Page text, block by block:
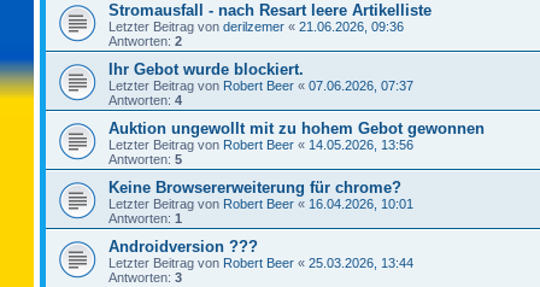
Stromausfall - nach Resart leere Artikelliste
Letzter Beitrag von derilzemer « 21.06.2026, 09:36
Antworten: 2
Ihr Gebot wurde blockiert.
Letzter Beitrag von Robert Beer « 07.06.2026, 07:37
Antworten: 4
Auktion ungewollt mit zu hohem Gebot gewonnen
Letzter Beitrag von Robert Beer « 14.05.2026, 13:56
Antworten: 5
Keine Browsererweiterung für chrome?
Letzter Beitrag von Robert Beer « 16.04.2026, 10:01
Antworten: 1
Androidversion ???
Letzter Beitrag von Robert Beer « 25.03.2026, 13:44
Antworten: 3